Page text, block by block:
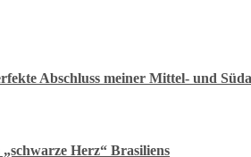
Abschluss meiner Mittel- und
Herz“ Brasiliens